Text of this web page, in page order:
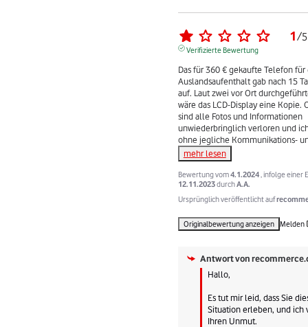
1/5
Verifizierte Bewertung
Das für 360 € gekaufte Telefon für
Auslandsaufenthalt gab nach 15
auf. Laut zwei vor Ort
wäre das LCD-Display eine Kopie.
sind alle Fotos und Informationen
unwiederbringlich verloren und
ohne jegliche Kommunikations-
mehr lesen
Bewertung vom4.1.2024 , infolge einer
12.11.2023durchA.A.
Ursprünglich veröffentlicht auf
Originalbewertung anzeigen Melden
Antwort von
Hallo,
Es tut mir leid, dass Sie
Situation erleben, und ich
Ihren Unmut.